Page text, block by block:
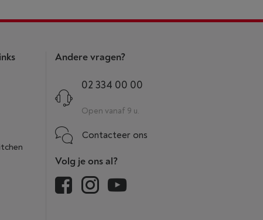
Andere vragen?
02 334 00 00
Open vanaf 9 u.
Contacteer ons
Volg je ons al?